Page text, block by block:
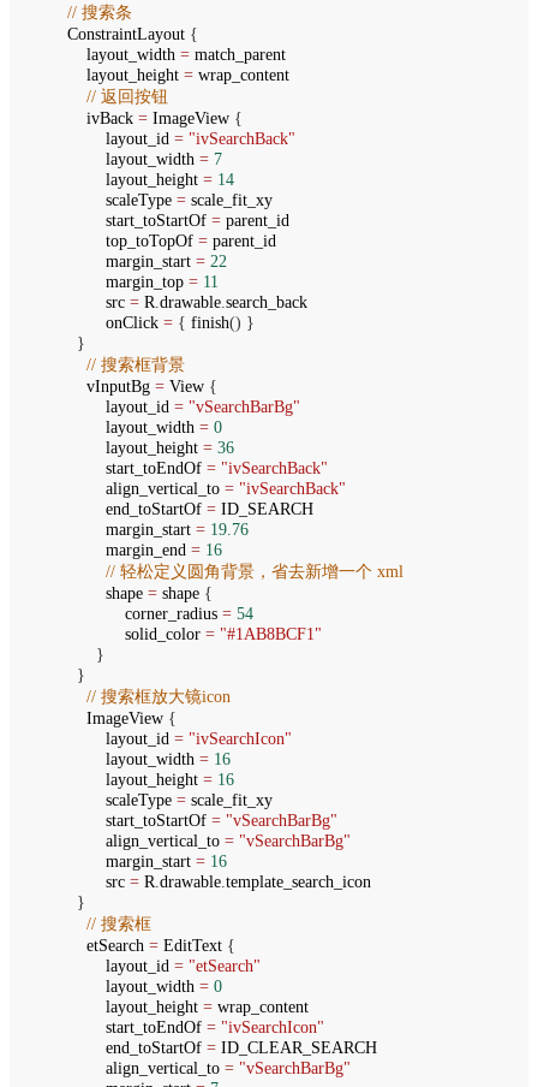
// 搜索条
ConstraintLayout {
layout_width = match_parent
layout_height = wrap_content
// 返回按钮
ivBack = ImageView {
layout_id = "ivSearchBack"
layout_width = 7
layout_height = 14
scaleType = scale_fit_xy
start_toStartOf = parent_id
top_toTopOf = parent_id
margin_start = 22
margin_top = 11
src = R drawable search_back
onClick = { finish() }
}
// 搜索框背景
vInputBg = View {
layout_id = "vSearchBarBg"
layout_width = 0
layout_height = 36
start_toEndOf = "ivSearchBack"
align_vertical_to = "ivSearchBack"
end_toStartOf = ID_SEARCH
margin_start = 19.76
margin_end = 16
// 轻松定义圆角背景，省去新增一个 xml
shape = shape {
corner_radius = 54
solid_color = "#1AB8BCF1"
}
}
// 搜索框放大镜icon
ImageView {
layout_id = "ivSearchIcon"
layout_width = 16
layout_height = 16
scaleType = scale_fit_xy
start_toStartOf = "vSearchBarBg"
align_vertical_to = "vSearchBarBg"
margin_start = 16
src = R drawable template_search_icon
}
// 搜索框
etSearch = EditText {
layout_id = "etSearch"
layout_width = 0
layout_height = wrap_content
start_toEndOf = "ivSearchIcon"
end_toStartOf = ID_CLEAR_SEARCH
align_vertical_to = "vSearchBarBg"